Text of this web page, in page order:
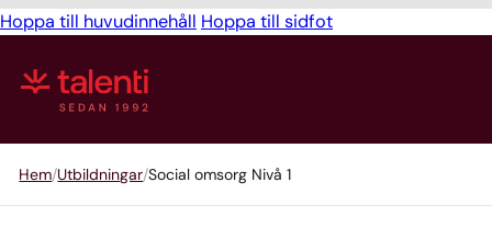
Hoppa till huvudinnehåll Hoppa till sidfot
Hem Utbildningar Social omsorg Nivå 1